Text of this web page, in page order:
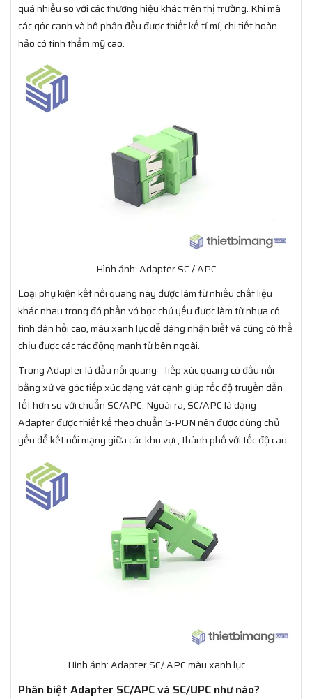
quá nhiều so với các thương hiệu khác trên thị trường. Khi mà
các góc cạnh và bô phận đều được thiết kế tỉ mỉ, chi tiết hoàn
hảo có tính thẩm mỹ cao.
Hình ảnh: Adapter SC / APC
Loại phụ kiện kết nối quang này được làm từ nhiều chất liệu
khác nhau trong đó phần vỏ bọc chủ yếu được làm từ nhựa có
tính đàn hồi cao, màu xanh lục dễ dàng nhận biết và cũng có thể
chịu được các tác động mạnh từ bên ngoài.
Trong Adapter là đầu nối quang - tiếp xúc quang có đầu nối
bằng xứ và góc tiếp xúc dạng vát cạnh giúp tốc độ truyền dẫn
tốt hơn so với chuẩn SC/APC. Ngoài ra, SC/APC là dạng
Adapter được thiết kế theo chuẩn G-PON nên được dùng chủ
yếu để kết nối mạng giữa các khu vực, thành phố với tốc độ cao.
Hình ảnh: Adapter SC/ APC màu xanh lục
Phân biệt Adapter SC/APC và SC/UPC như nào?